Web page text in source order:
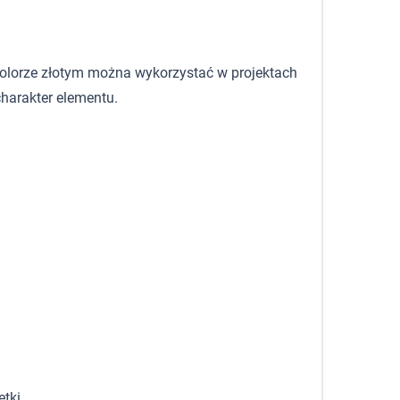
złotym można wykorzystać w projektach
elementu.